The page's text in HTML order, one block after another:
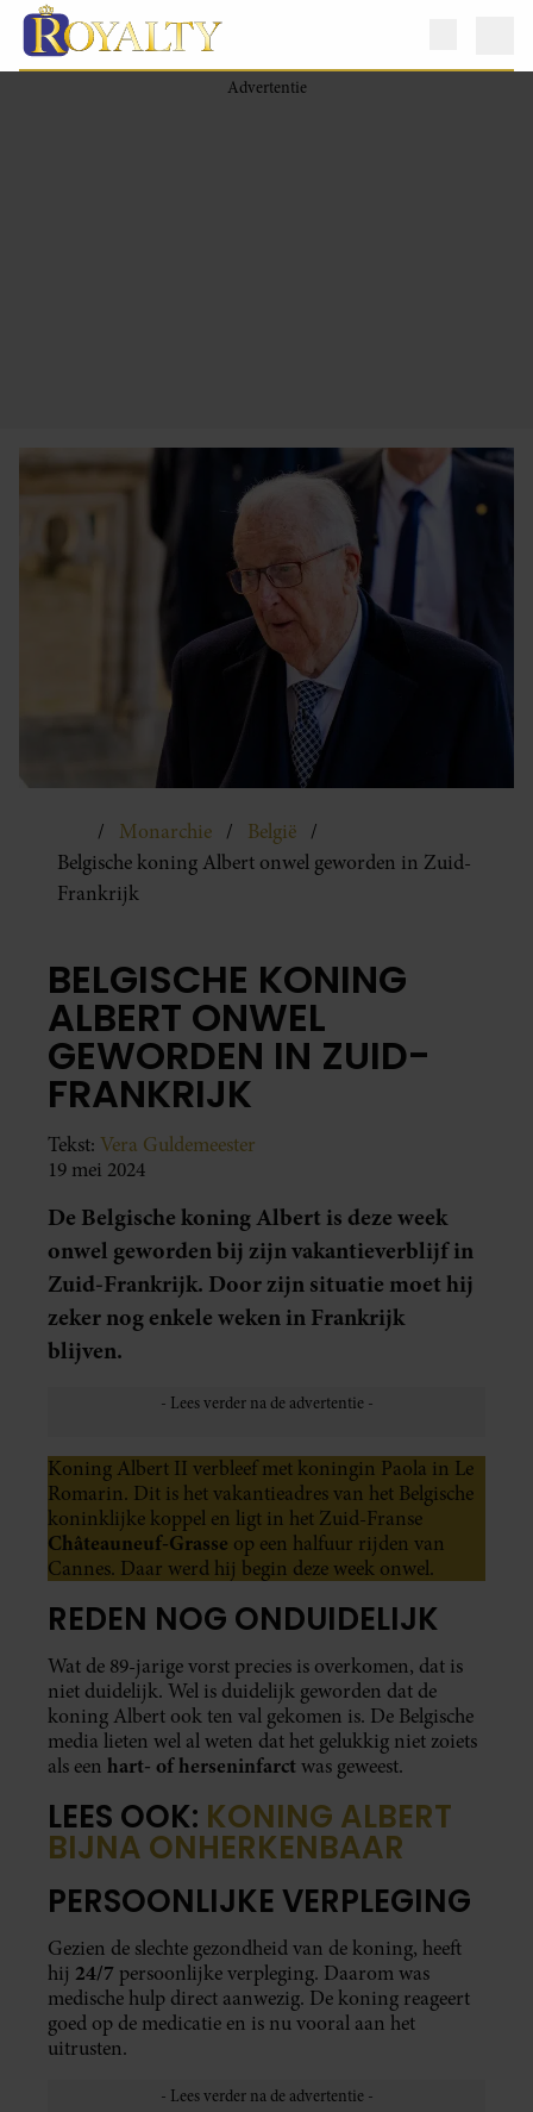
Monarchie
België
Belgische koning Albert onwel geworden in Zuid-
Frankrijk
BELGISCHE KONING
ALBERT ONWEL
GEWORDEN IN ZUID-
FRANKRIJK
Tekst: Vera Guldemeester
19 mei 2024
De Belgische koning Albert is deze week
onwel geworden bij zijn vakantieverblijf in
Zuid-Frankrijk. Door zijn situatie moet hij
zeker nog enkele weken in Frankrijk
blijven.
Koning Albert II verbleef met koningin Paola in Le
Romarin. Dit is het vakantieadres van het Belgische
koninklijke koppel en ligt in het Zuid-Franse
Châteauneuf-Grasse op een halfuur rijden van
Cannes. Daar werd hij begin deze week onwel.
REDEN NOG ONDUIDELIJK
Wat de 89-jarige vorst precies is overkomen, dat is
niet duidelijk. Wel is duidelijk geworden dat de
koning Albert ook ten val gekomen is. De Belgische
media lieten wel al weten dat het gelukkig niet zoiets
als een hart- of herseninfarctwas geweest.
LEES OOK: KONING ALBERT
BIJNA ONHERKENBAAR
PERSOONLIJKE VERPLEGING
Gezien de slechte gezondheid van de koning, heeft
hij 24/7 persoonlijke verpleging. Daarom was
medische hulp direct aanwezig. De koning reageert
goed op de medicatie en is nu vooral aan het
uitrusten.